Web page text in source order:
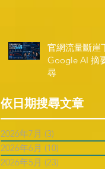
官網流量斷崖
Google AI 摘
尋
依日期搜尋文章
2026年7月 (3)
2026年6月 (10)
2026年5月 (23)